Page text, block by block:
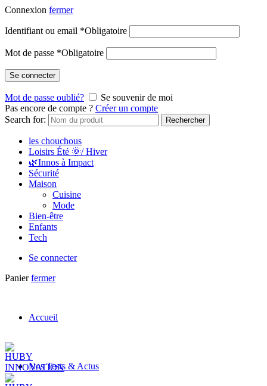
Connexion fermer
Identifiant ou email *Obligatoire
Mot de passe *Obligatoire
Se connecter
Mot de passe oublié?
Se souvenir de moi
Pas encore de compte ? Créer un compte
Search for:
Rechercher
les chouchous
Loisirs Été 🌞/ Hiver
🌿Innos à Impact
Sécurité
Maison
Cuisine
Mode
Bien-être
Enfants
Tech
Se connecter
Panier fermer
Accueil
Nos Tests & Actus